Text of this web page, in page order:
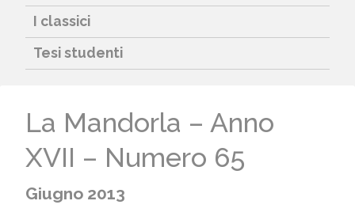
I classici
Tesi studenti
La Mandorla – Anno
XVII – Numero 65
Giugno 2013